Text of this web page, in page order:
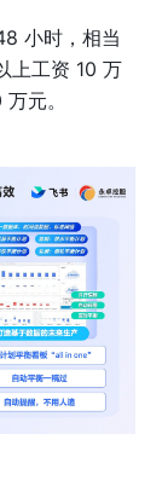
小时，相当
上工资 10 万
元。